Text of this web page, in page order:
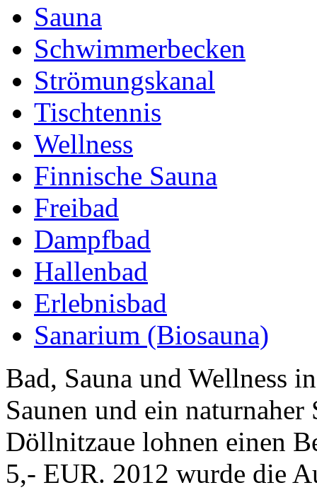
Sauna
Schwimmerbecken
Strömungskanal
Tischtennis
Wellness
Finnische Sauna
Freibad
Dampfbad
Hallenbad
Erlebnisbad
Sanarium (Biosauna)
Bad, Sauna und Wellness
Saunen und ein
Döllnitzaue lohnen einen
5,- EUR. 2012 wurde die